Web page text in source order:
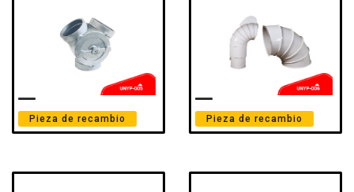
Pieza de recambio Pieza de recambio